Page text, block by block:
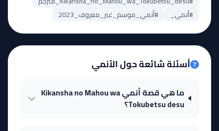
#أنمي_
#أنمي_موسم_غير_معروف_2023
أسئلة شائعة حول الأنمي
ما هي قصة أنمي Kikansha no Mahou wa
Tokubetsu desu؟